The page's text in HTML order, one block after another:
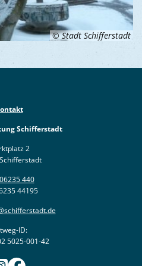
© Stadt Schifferstadt
Schifferstadt
2
06235 440
44195
ID:
5025-001-42